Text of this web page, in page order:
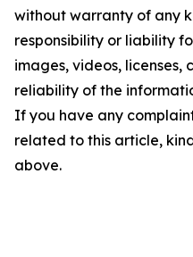
without warranty of any
responsibility or liability
images, videos, licenses,
reliability of the
If you have any
related to this article,
above.